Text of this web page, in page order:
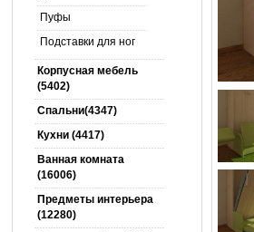
Пуфы
Подставки для ног
Корпусная мебель
(5402)
Спальни(4347)
Кухни (4417)
Ванная комната
(16006)
Предметы интерьера
(12280)